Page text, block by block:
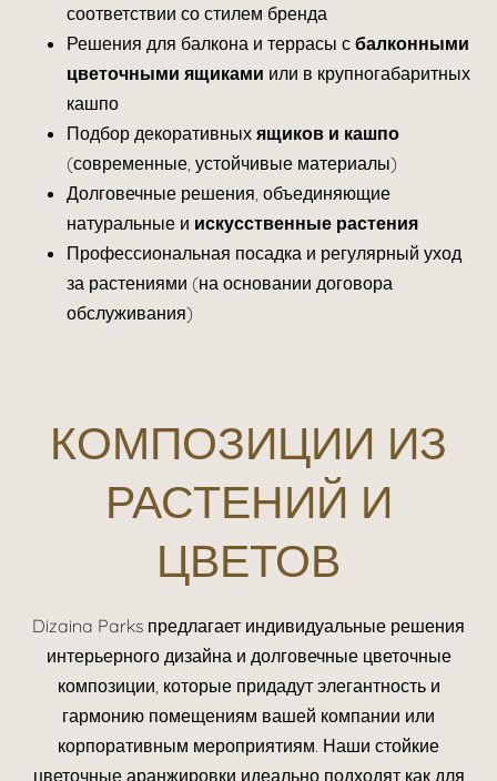
соответствии со стилем бренда
Решения для балкона и террасы с балконными
цветочными ящиками или в крупногабаритных
кашпо
Подбор декоративных ящиков и кашпо
(современные, устойчивые материалы)
Долговечные решения, объединяющие
натуральные и искусственные растения
Профессиональная посадка и регулярный уход
за растениями (на основании договора
обслуживания)
КОМПОЗИЦИИ ИЗ
РАСТЕНИЙ И
ЦВЕТОВ
Dizaina Parks предлагает индивидуальные решения
интерьерного дизайна и долговечные цветочные
композиции, которые придадут элегантность и
гармонию помещениям вашей компании или
корпоративным мероприятиям. Наши стойкие
цветочные аранжировки идеально подходят как для